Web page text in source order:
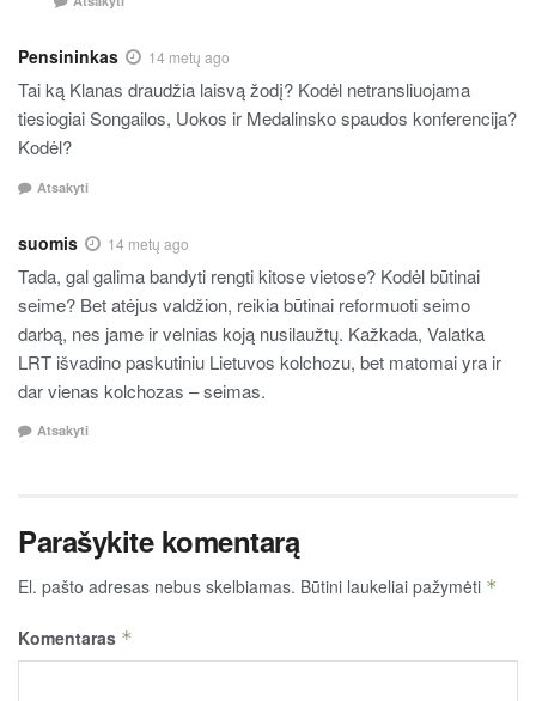
Pensininkas 14 metų ago
Tai ką Klanas draudžia laisvą žodį? Kodėl netransliuojama
tiesiogiai Songailos, Uokos ir Medalinsko spaudos konferencija?
Kodėl?
Atsakyti
suomis 14 metų ago
Tada, gal galima bandyti rengti kitose vietose? Kodėl būtinai
seime? Bet atėjus valdžion, reikia būtinai reformuoti seimo
darbą, nes jame ir velnias koją nusilaužtų. Kažkada, Valatka
LRT išvadino paskutiniu Lietuvos kolchozu, bet matomai yra ir
dar vienas kolchozas – seimas.
Atsakyti
Parašykite komentarą
El. pašto adresas nebus skelbiamas. Būtini laukeliai pažymėti *
Komentaras *